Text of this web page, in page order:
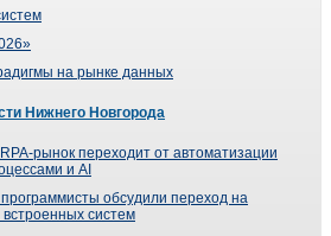
на рынке данных
Нижнего Новгорода
рынок переходит от автоматизации
и AI
обсудили переход на
систем